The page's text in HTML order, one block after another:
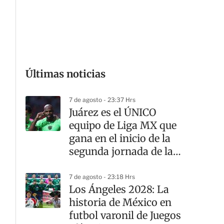
Últimas noticias
7 de agosto - 23:37 Hrs
Juárez es el ÚNICO
equipo de Liga MX que
gana en el inicio de la
segunda jornada de la
7 de agosto - 23:18 Hrs
Los Ángeles 2028: La
historia de México en
futbol varonil de Juegos